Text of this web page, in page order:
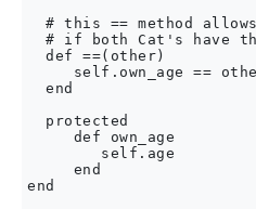
# this == method
# if both Cat's have
  def ==(other)
self.own_age ==
  end
  protected
     def own_age
        self.age
     end
end